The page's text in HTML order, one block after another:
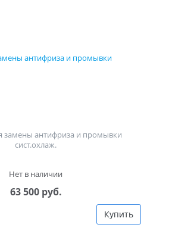
замены антифриза и промывки
сист.охлаж.
Нет в наличии
63 500 руб.
Купить